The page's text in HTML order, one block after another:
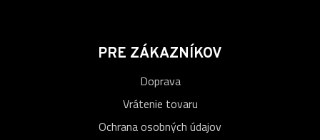
PRE ZÁKAZNÍKOV
Doprava
Vrátenie tovaru
Ochrana osobných údajov